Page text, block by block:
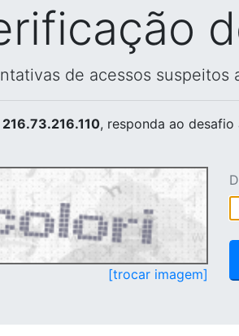
de acessos suspeitos
216.73.216.110, responda ao desafio
[trocar imagem]